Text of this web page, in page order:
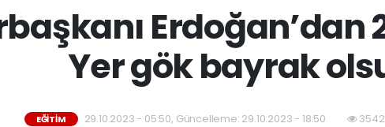
Erdoğan’dan
Yer gök bayrak
EĞİTİM 29.10.2023 - 05:50, Güncelleme: 29.10.2023 - 18:50